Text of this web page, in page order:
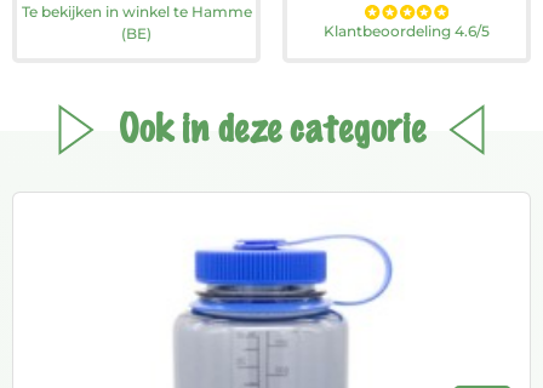
Te bekijken in winkel te Hamme
(BE)
Klantbeoordeling 4.6/5
Ook in deze categorie